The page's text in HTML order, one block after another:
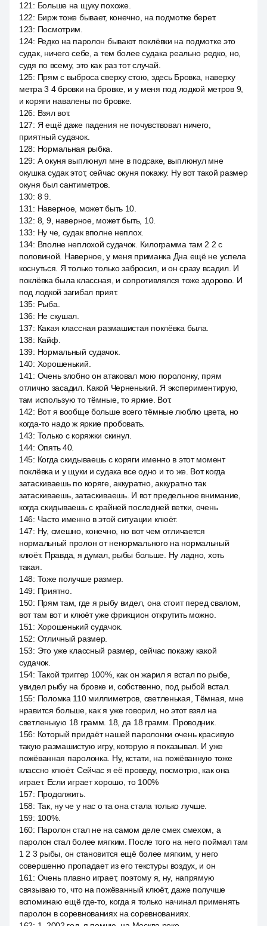
121 : Больше на щуку похоже.
122: Бирж тоже бывает, конечно, на подмотке берет.
123: Посмотрим.
124: Редко на паролон бывают поклёвки на подмотке это
судак, ничего себе, а тем более судака реально редко, но,
судя по всему, это как раз тот случай.
125: Прям с выброса сверху стою, здесь Бровка, наверху
метра 3 4 бровки на бровке, и у меня под лодкой метров 9,
и коряги навалены по бровке.
126: Взял вот.
127: Я ещё даже падения не почувствовал ничего,
приятный судачок.
128: Нормальная рыбка.
129: А окуня выплюнул мне в подсаке, выплюнул мне
окушка судак этот, сейчас окуня покажу. Ну вот такой размер
окуня был сантиметров.
130: 8 9.
131 : Наверное, может быть 10.
132: 8, 9, наверное, может быть, 10.
133: Ну че, судак вполне неплох.
134: Вполне неплохой судачок. Килограмма там 2 2 с
половиной. Наверное, у меня приманка Дна ещё не успела
коснуться. Я только только забросил, и он сразу всадил. И
поклёвка была классная, и сопротивлялся тоже здорово. И
под лодкой загибал прият.
135: Рыба.
136: Не скушал.
137: Какая классная размашистая поклёвка была.
138: Кайф.
139: Нормальный судачок.
140: Хорошенький.
141 : Очень злобно он атаковал мою поролонку, прям
отлично засадил. Какой Черненький. Я экспериментирую,
там использую то тёмные, то яркие. Вот.
142: Вот я вообще больше всего тёмные люблю цвета, но
когда-то надо ж яркие пробовать.
143: Только с коряжки скинул.
144: Опять 40.
145: Когда скидываешь с коряги именно в этот момент
поклёвка и у щуки и судака все одно и то же. Вот когда
затаскиваешь по коряге, аккуратно, аккуратно так
затаскиваешь, затаскиваешь. И вот предельное внимание,
когда скидываешь с крайней последней ветки, очень
146: Часто именно в этой ситуации клюёт.
147: Ну, смешно, конечно, но вот чем отличается
нормальный пролон от ненормального на нормальный
клюёт. Правда, я думал, рыбы больше. Ну ладно, хоть
такая.
148: Тоже получше размер.
149: Приятно.
150: Прям там, где я рыбу видел, она стоит перед свалом,
вот там вот и клюёт уже фрикцион открутить можно.
151 : Хорошенький судачок.
152: Отличный размер.
153: Это уже классный размер, сейчас покажу какой
судачок.
154: Такой триггер 100%, как он жарил я встал по рыбе,
увидел рыбу на бровке и, собственно, под рыбой встал.
155: Поломка 110 миллиметров, светленькая, Тёмная, мне
нравится больше, как я уже говорил, но этот взял на
светленькую 18 грамм. 18, да 18 грамм. Проводник.
156: Который придаёт нашей паролонки очень красивую
такую размашистую игру, которую я показывал. И уже
пожёванная паролонка. Ну, кстати, на пожёванную тоже
классно клюёт. Сейчас я её проведу, посмотрю, как она
играет. Если играет хорошо, то 100%
157: Продолжить.
158: Так, ну че у нас o та она стала только лучше.
159: 100%.
160: Паролон стал не на самом деле смех смехом, а
паролон стал более мягким. После того на него поймал там
1 2 3 рыбы, он становится ещё более мягким, у него
совершенно пропадает из его текстуры воздух, и он
161 : Очень плавно играет, поэтому я, ну, напрямую
связываю то, что на пожёванный клюёт, даже получше
вспоминаю ещё где-то, когда я только начинал применять
паролон в соревнованиях на соревнованиях.